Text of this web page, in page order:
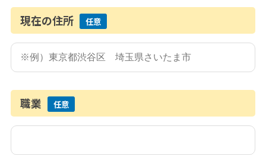
現在の住所 任意
職業 任意